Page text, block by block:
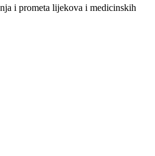
i prometa lijekova i medicinskih